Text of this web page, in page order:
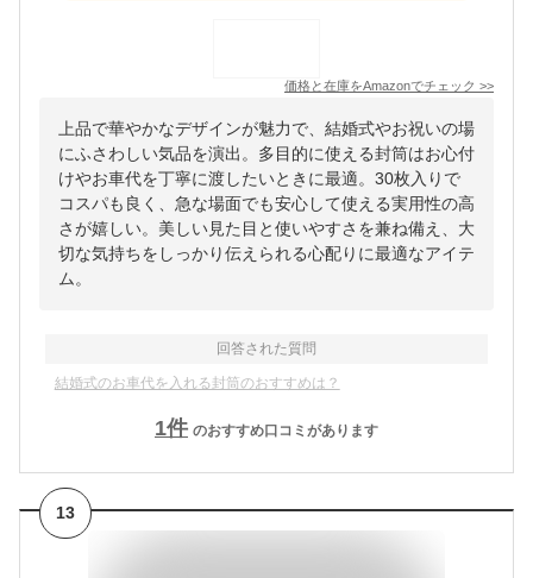
価格と在庫をAmazonでチェック >>
上品で華やかなデザインが魅力で、結婚式やお祝いの場
にふさわしい気品を演出。多目的に使える封筒はお心付
けやお車代を丁寧に渡したいときに最適。30枚入りで
コスパも良く、急な場面でも安心して使える実用性の高
さが嬉しい。美しい見た目と使いやすさを兼ね備え、大
切な気持ちをしっかり伝えられる心配りに最適なアイテ
ム。
回答された質問
結婚式のお車代を入れる封筒のおすすめは？
1件 のおすすめ口コミがあります
13